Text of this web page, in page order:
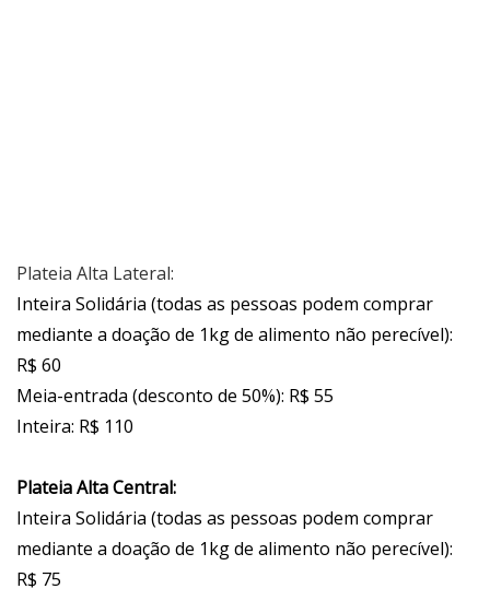
Plateia Alta Lateral:
Inteira Solidária (todas as pessoas podem comprar
mediante a doação de 1kg de alimento não perecível):
R$ 60
Meia-entrada (desconto de 50%): R$ 55
Inteira: R$ 110
Plateia Alta Central:
Inteira Solidária (todas as pessoas podem comprar
mediante a doação de 1kg de alimento não perecível):
R$ 75